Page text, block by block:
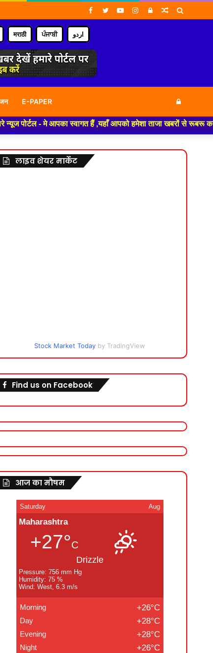
Random
Log
Instagram
YouTube
Twitter
Facebook
मराठी ਪੰਜਾਬੀ اردو
E-PAPER Log
In
- मे आपका स्वागत हैं ,यहाँ आपको हमेशा ताजा खबरों से रूबरू कराया
लाइव शेयर मार्केट
Stock Market Today by TradingView
Find us on Facebook
आज का मौषम
Saturday Aug
Maharashtra
+27°C
Drizzle
Pressure: 756 mm Hg
Humidity: 75 %
Wind: West, 6.3 m/s
Morning +26°C
Day +28°C
Evening +28°C
Night +26°C